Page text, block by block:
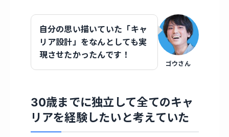
ゴウさん
自分の思い描いていた「キャ
リア設計」をなんとしても実
現させたかったんです！
30歳までに独立して全てのキャ
リアを経験したいと考えていた